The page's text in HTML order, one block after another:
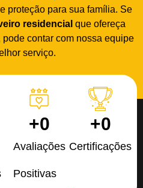
proteção para sua família. Se
residencial que ofereça
contar com nossa equipe
serviço.
Avaliações
Positivas
+0
Certificações
+0